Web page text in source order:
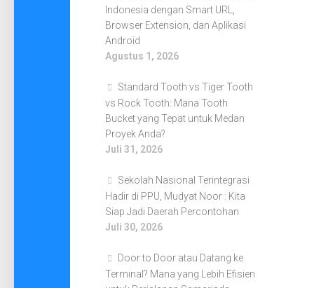
Indonesia dengan Smart URL,
Browser Extension, dan Aplikasi
Android
Agustus 1, 2026
Standard Tooth vs Tiger Tooth
vs Rock Tooth: Mana Tooth
Bucket yang Tepat untuk Medan
Proyek Anda?
Juli 31, 2026
Sekolah Nasional Terintegrasi
Hadir di PPU, Mudyat Noor : Kita
Siap Jadi Daerah Percontohan
Juli 30, 2026
Door to Door atau Datang ke
Terminal? Mana yang Lebih Efisien